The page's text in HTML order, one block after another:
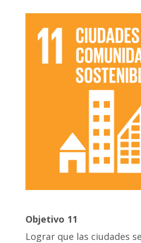
Objetivo 11
Lograr que las ciudades